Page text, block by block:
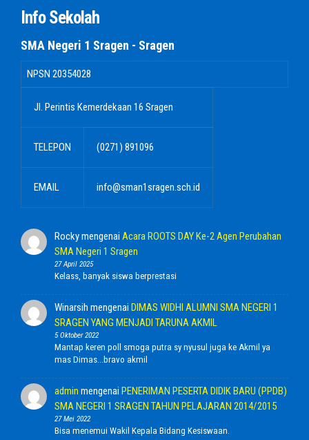
Info Sekolah
SMA Negeri 1 Sragen - Sragen
NPSN 20354028
Jl. Perintis Kemerdekaan 16 Sragen
TELEPON (0271) 891096
EMAIL info@sman1sragen.sch.id
Rockymengenai Acara ROOTS DAY Ke-2 Agen Perubahan
SMA Negeri 1 Sragen
27 April 2025
Kelass, banyak siswa berprestasi
Winarsih mengenai DIMAS WIDHI ALUMNI SMA NEGERI 1
SRAGEN YANG MENJADI TARUNA AKMIL
5 Oktober 2022
Mantap keren poll smoga putra sy nyusul juga ke Akmil ya
mas Dimas...bravo akmil
admin mengenai PENERIMAN PESERTA DIDIK BARU (PPDB)
SMA NEGERI 1 SRAGEN TAHUN PELAJARAN 2014/2015
27 Mei 2022
Bisa menemui Wakil Kepala Bidang Kesiswaan.